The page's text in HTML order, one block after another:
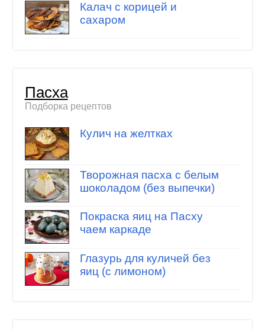
Калач с корицей и
сахаром
Пасха
Подборка рецептов
Кулич на желтках
Творожная пасха с белым
шоколадом (без выпечки)
Покраска яиц на Пасху
чаем каркаде
Глазурь для куличей без
яиц (с лимоном)